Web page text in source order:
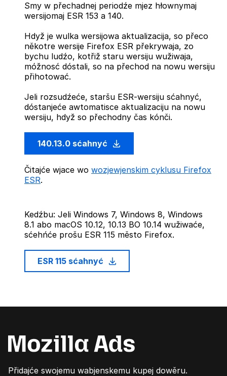
Smy w přechadnej periodźe mjez hłownymaj
wersijomaj ESR 153 a 140.
Hdyž je wulka wersijowa aktualizacija, so přeco
někotre wersije Firefox ESR překrywaja, zo
bychu ludźo, kotřiž staru wersiju wužiwaja,
móžnosć dóstali, so na přechod na nowu wersiju
přihotować.
Jeli rozsudźeće, staršu ESR-wersiju sćahnyć,
dóstanjeće awtomatisce aktualizaciju na nowu
wersiju, hdyž so přechodny čas kónči.
140.13.0 sćahnyć
Čitajće wjace wo wozjewjenskim cyklusu Firefox
ESR.
Kedźbu: Jeli Windows 7, Windows 8, Windows
8.1 abo macOS 10.12, 10.13 BO 10.14 wužiwaće,
sćehńće prošu ESR 115 město Firefox.
ESR 115 sćahnyć
Přidajće swojemu wabjenskemu kupej dowěru.